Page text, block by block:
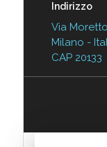
Indirizzo
Via
Milano -
CAP 20133